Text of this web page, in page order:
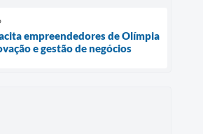
empreendedores de Olímpia
e gestão de negócios